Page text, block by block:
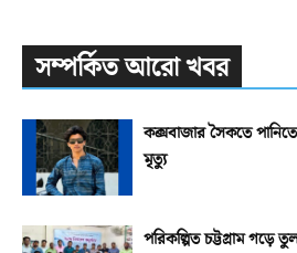
সম্পর্কিত আরো খবর
কক্সবাজার সৈকতে
মৃত্যু
পরিকল্পিত চট্টগ্রাম গড়ে